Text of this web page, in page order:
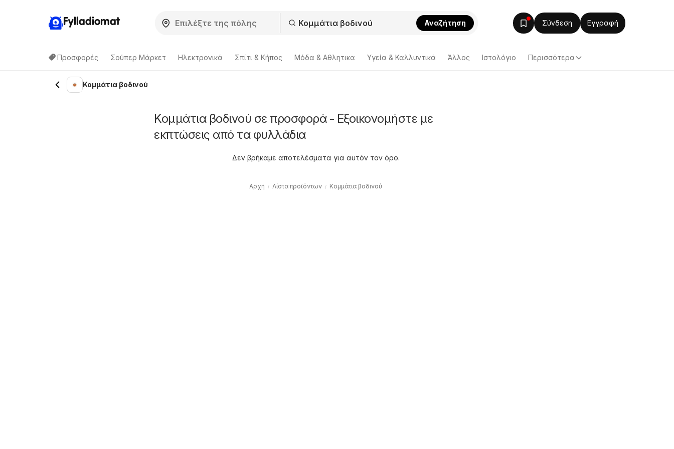
Fylladiomat Αναζήτηση Σύνδεση Εγγραφή
Προσφορές Σούπερ Μάρκετ Hλεκτρονικά Σπίτι & Κήπος Μόδα & Aθλητικα Υγεία & Καλλυντικά Άλλος Ιστολόγιο Περισσότερα
Κομμάτια βοδινού
Κομμάτια βοδινού σε προσφορά - Εξοικονομήστε με
εκπτώσεις από τα φυλλάδια
Δεν βρήκαμε αποτελέσματα για αυτόν τον όρο.
Αρχή Λίστα προϊόντων Κομμάτια βοδινού